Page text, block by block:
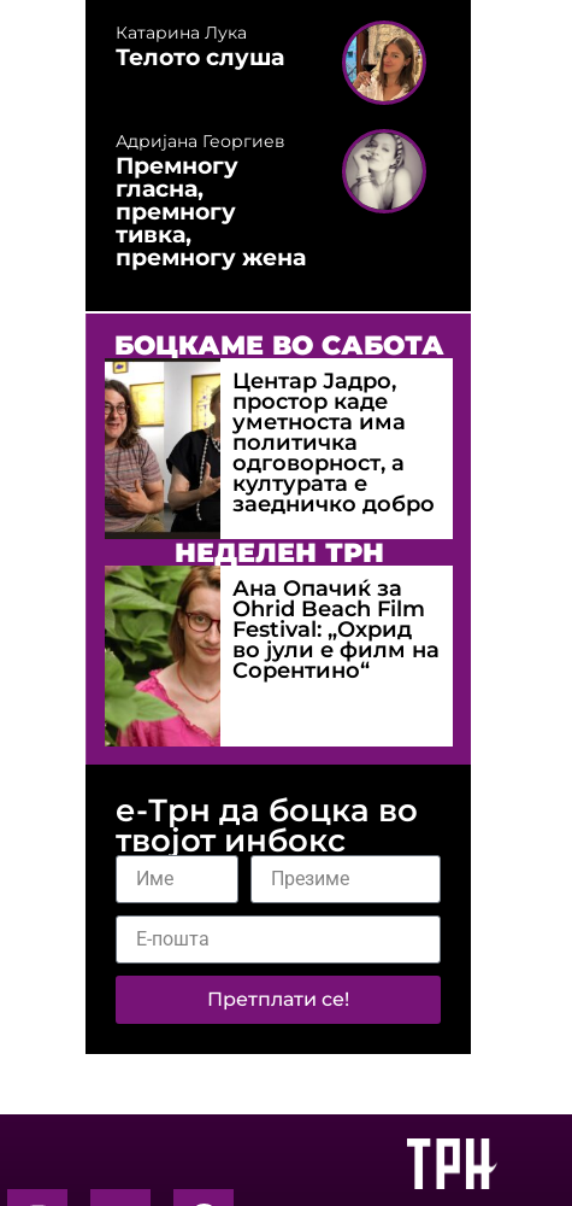
Катарина Лука
Телото слуша
Адријана Георгиев
Премногу
гласна,
премногу
тивка,
премногу жена
БОЦКАМЕ ВО САБОТА
Центар Јадро,
простор каде
уметноста има
политичка
одговорност, а
културата е
заедничко добро
НЕДЕЛЕН ТРН
Ана Опачиќ за
Оhrid Beach Film
Festival: „Охрид
во јули е филм на
Сорентино“
е-Трн да боцка во
твојот инбокс
Претплати се!